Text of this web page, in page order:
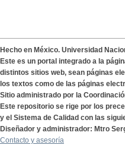
Hecho en México. Universidad
Este es un portal integrado a la
distintos sitios web, sean páginas
los textos como de las páginas
Sitio administrado por la
Este repositorio se rige por los
y el Sistema de Calidad con las
Diseñador y administrador: Mtro
Contacto y asesoría